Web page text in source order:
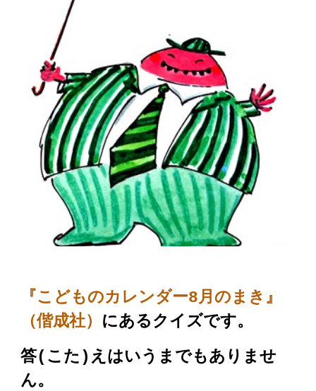
『こどものカレンダー8月のまき』
（偕成社） にあるクイズです。
答( こた) えはいうまでもありませ
ん。